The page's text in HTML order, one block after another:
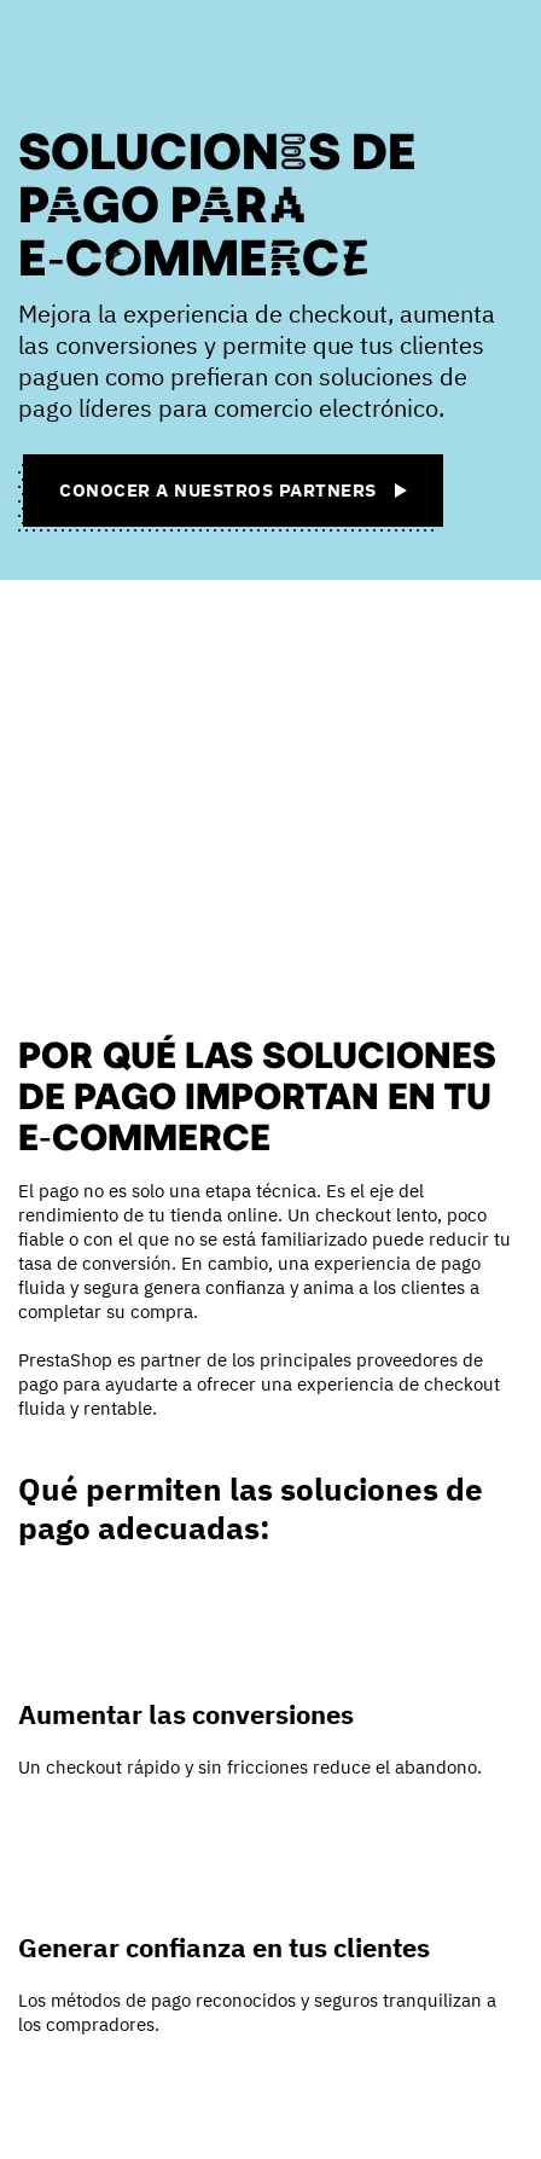
SOLUCIONES DE
PAGO PARA
E‑COMMERCE
Mejora la experiencia de checkout, aumenta
las conversiones y permite que tus clientes
paguen como prefieran con soluciones de
pago líderes para comercio electrónico.
CONOCER A NUESTROS PARTNERS
POR QUÉ LAS SOLUCIONES
DE PAGO IMPORTAN EN TU
E‑COMMERCE
El pago no es solo una etapa técnica. Es el eje del
rendimiento de tu tienda online. Un checkout lento, poco
fiable o con el que no se está familiarizado puede reducir tu
tasa de conversión. En cambio, una experiencia de pago
fluida y segura genera confianza y anima a los clientes a
completar su compra.
PrestaShop es partner de los principales proveedores de
pago para ayudarte a ofrecer una experiencia de checkout
fluida y rentable.
Qué permiten las soluciones de
pago adecuadas:
Aumentar las conversiones
Un checkout rápido y sin fricciones reduce el abandono.
Generar confianza en tus clientes
Los métodos de pago reconocidos y seguros tranquilizan a
los compradores.